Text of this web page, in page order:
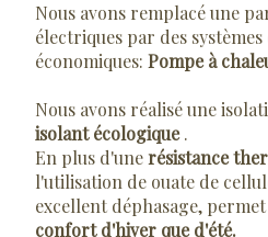
Nous avons remplacé une
électriques par des
économiques: Pompe à
Nous avons réalisé une
isolant écologique.
En plus d'unerésistance
l'utilisation de ouate de
excellent déphasage,
confort d'hiver que d'été.